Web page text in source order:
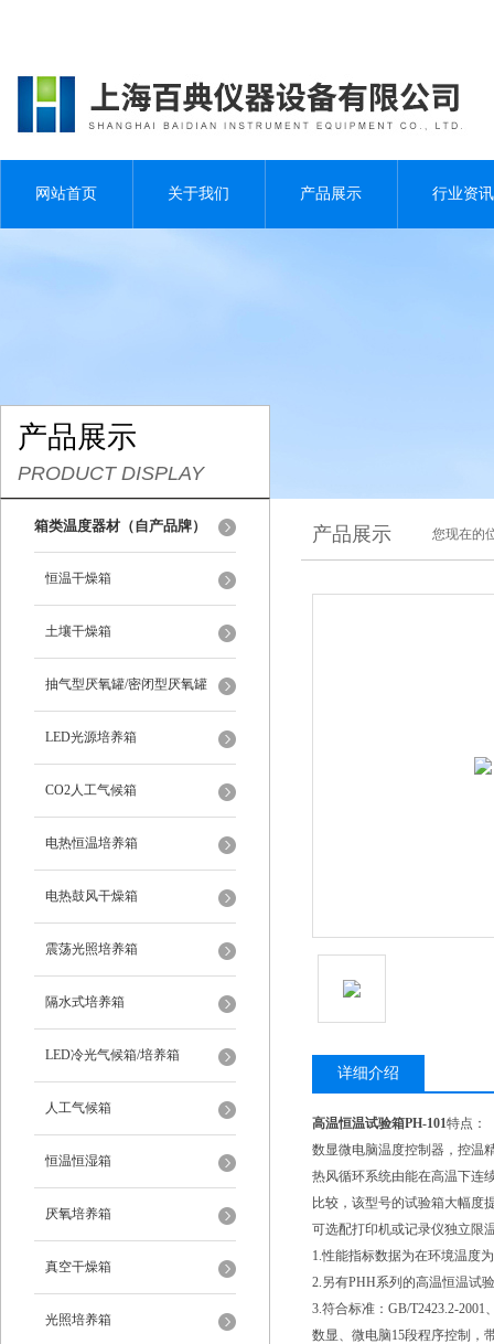
网站首页 关于我们 产品展示 行业资讯
产品展示
PRODUCT DISPLAY
箱类温度器材（自产品牌）
恒温干燥箱
土壤干燥箱
抽气型厌氧罐/密闭型厌氧罐
LED光源培养箱
CO2人工气候箱
电热恒温培养箱
电热鼓风干燥箱
震荡光照培养箱
隔水式培养箱
LED冷光气候箱/培养箱
人工气候箱
恒温恒湿箱
厌氧培养箱
真空干燥箱
光照培养箱
产品展示 您现在的
详细介绍
高温恒温试验箱PH-101特点：
数显微电脑温度控制器，控温
热风循环系统由能在高温下连
比较，该型号的试验箱大幅度
可选配打印机或记录仪独立限
1.性能指标数据为在环境温度
2.另有PHH系列的高温恒温试
3.符合标准：GB/T2423.2-2001
数显、微电脑15段程序控制，